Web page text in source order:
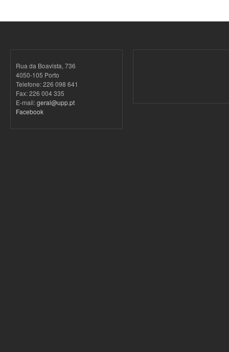
Rua da Boavista, 736
4050-105 Porto
Telefone: 226 098 641
Fax: 226 004 335
E-mail:geral@upp.pt
Facebook